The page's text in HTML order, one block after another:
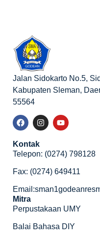
Jalan Sidokarto No.5,
Kabupaten Sleman,
55564
Kontak
Telepon: (0274) 798128
Fax: (0274) 649411
Mitra
Perpustakaan UMY
Balai Bahasa DIY